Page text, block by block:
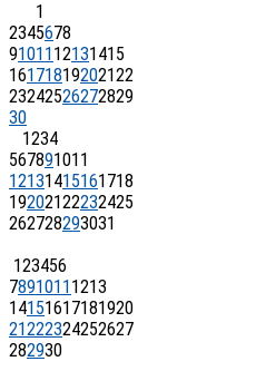
1
2345678
91011 12131415
16171819202122
23242526272829
30
1234
567891011
12131415161718
19202122232425
262728293031
123456
7891011 1213
14151617181920
21222324252627
282930